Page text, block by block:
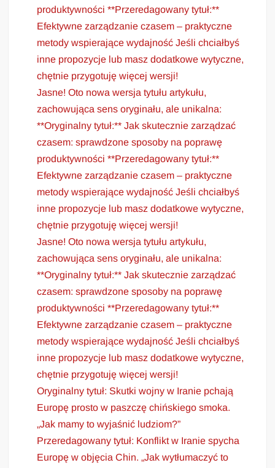
produktywności **Przeredagowany tytuł:**
Efektywne zarządzanie czasem – praktyczne
metody wspierające wydajność Jeśli chciałbyś
inne propozycje lub masz dodatkowe wytyczne,
chętnie przygotuję więcej wersji!
Jasne! Oto nowa wersja tytułu artykułu,
zachowująca sens oryginału, ale unikalna:
**Oryginalny tytuł:** Jak skutecznie zarządzać
czasem: sprawdzone sposoby na poprawę
produktywności **Przeredagowany tytuł:**
Efektywne zarządzanie czasem – praktyczne
metody wspierające wydajność Jeśli chciałbyś
inne propozycje lub masz dodatkowe wytyczne,
chętnie przygotuję więcej wersji!
Jasne! Oto nowa wersja tytułu artykułu,
zachowująca sens oryginału, ale unikalna:
**Oryginalny tytuł:** Jak skutecznie zarządzać
czasem: sprawdzone sposoby na poprawę
produktywności **Przeredagowany tytuł:**
Efektywne zarządzanie czasem – praktyczne
metody wspierające wydajność Jeśli chciałbyś
inne propozycje lub masz dodatkowe wytyczne,
chętnie przygotuję więcej wersji!
Oryginalny tytuł: Skutki wojny w Iranie pchają
Europę prosto w paszczę chińskiego smoka.
„Jak mamy to wyjaśnić ludziom?”
Przeredagowany tytuł: Konflikt w Iranie spycha
Europę w objęcia Chin. „Jak wytłumaczyć to